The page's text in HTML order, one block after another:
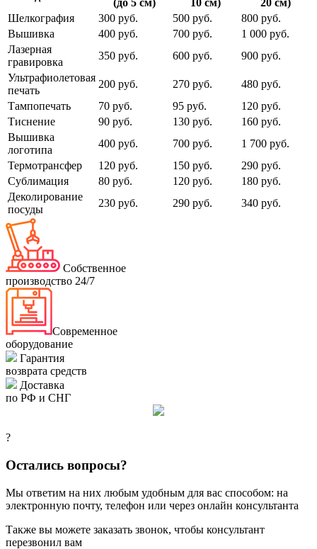
(до 5 см) 10 см)
20 см)
Шелкография
300 руб. 500 руб.
800 руб.
Вышивка
400 руб. 700 руб.
1 000 руб.
Лазерная
гравировка
350 руб. 600 руб.
900 руб.
Ультрафиолетовая
печать
200 руб. 270 руб.
480 руб.
Тампопечать
70 руб. 95 руб.
120 руб.
Тиснение
90 руб. 130 руб.
160 руб.
Вышивка
логотипа
400 руб. 700 руб.
1 700 руб.
Термотрансфер
120 руб. 150 руб.
290 руб.
Сублимация
80 руб. 120 руб.
180 руб.
Деколирование
посуды
230 руб. 290 руб. 340 руб.
Собственное
производство 24/7
Современное
оборудование
Гарантия
возврата средств
Доставка
по РФ и СНГ
?
Остались вопросы?
Мы ответим на них любым удобным для вас способом: на
электронную почту, телефон или через онлайн консультанта
Также вы можете заказать звонок, чтобы консультант
перезвонил вам